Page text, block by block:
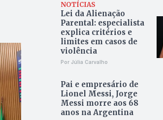
NOTÍCIAS
Lei da Alienação
Parental: especialista
explica critérios e
limites em casos de
violência
Por Júlia Carvalho
Pai e empresário de
Lionel Messi, Jorge
Messi morre aos 68
anos na Argentina